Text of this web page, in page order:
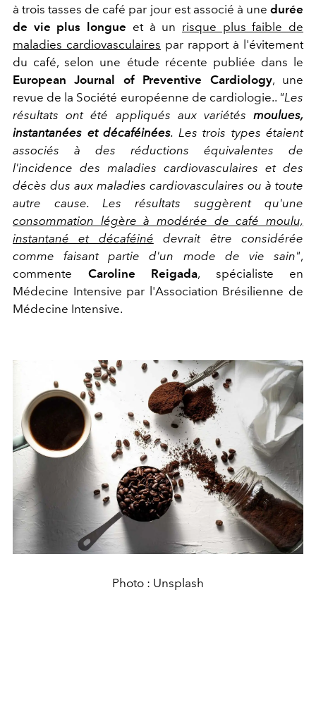
à trois tasses de café par jour est associé à une durée
de vie plus longue et à un risque plus faible de
maladies cardiovasculaires par rapport à l'évitement
du café, selon une étude récente publiée dans le
European Journal of Preventive Cardiology, une
revue de la Société européenne de cardiologie.. "Les
résultats ont été appliqués aux variétés moulues,
instantanées et décaféinées. Les trois types étaient
associés à des réductions équivalentes de
l'incidence des maladies cardiovasculaires et des
décès dus aux maladies cardiovasculaires ou à toute
autre cause. Les résultats suggèrent qu'une
consommation légère à modérée de café moulu,
instantané et décaféiné devrait être considérée
comme faisant partie d'un mode de vie sain",
commente Caroline Reigada, spécialiste en
Médecine Intensive par l'Association Brésilienne de
Médecine Intensive.
Photo : Unsplash